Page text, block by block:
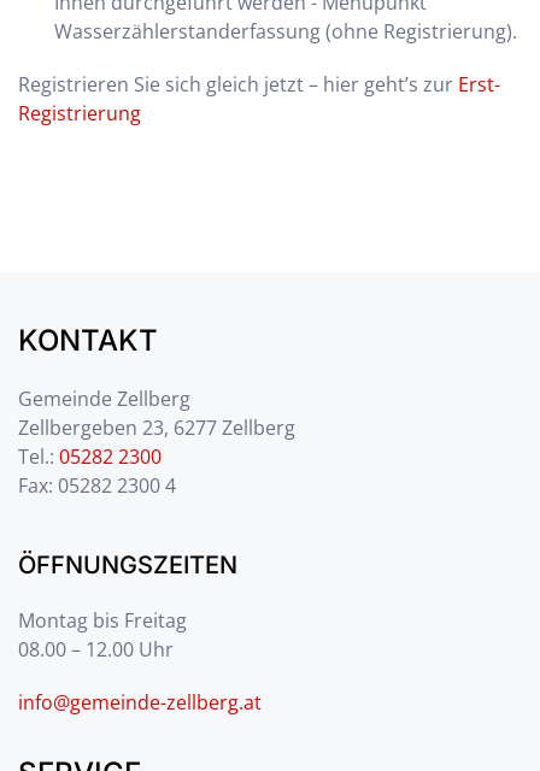
Wasserzählerstanderfassung (ohne Registrierung).
Registrieren Sie sich gleich jetzt – hier geht’s zur Erst-
Registrierung
KONTAKT
Gemeinde Zellberg
Zellbergeben 23, 6277 Zellberg
Tel.: 05282 2300
Fax: 05282 2300 4
ÖFFNUNGSZEITEN
Montag bis Freitag
08.00 – 12.00 Uhr
info@gemeinde-zellberg.at